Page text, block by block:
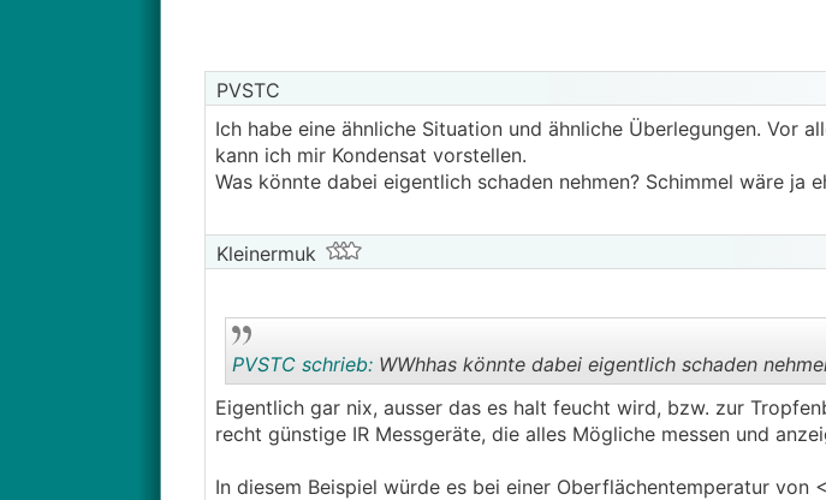
PVSTC
Ich habe eine ähnliche Situation und ähnliche Überlegungen. Vor
kann ich mir Kondensat vorstellen.
Was könnte dabei eigentlich schaden nehmen? Schimmel wäre ja
Kleinermuk
PVSTC schrieb:WWhhas könnte dabei eigentlich schaden
Eigentlich gar nix, ausser das es halt feucht wird, bzw. zur
recht günstige IR Messgeräte, die alles Mögliche messen und
In diesem Beispiel würde es bei einer Oberflächentemperatur von